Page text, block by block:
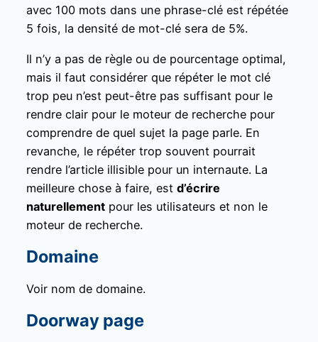
avec 100 mots dans une phrase-clé est répétée
5 fois, la densité de mot-clé sera de 5%.
Il n’y a pas de règle ou de pourcentage optimal,
mais il faut considérer que répéter le mot clé
trop peu n’est peut-être pas suffisant pour le
rendre clair pour le moteur de recherche pour
comprendre de quel sujet la page parle. En
revanche, le répéter trop souvent pourrait
rendre l’article illisible pour un internaute. La
meilleure chose à faire, est d’écrire
naturellementpour les utilisateurs et non le
moteur de recherche.
Domaine
Voir nom de domaine.
Doorway page